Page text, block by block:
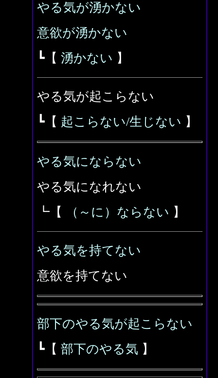
やる気が湧かない
意欲が湧かない
┗【 湧かない 】
やる気が起こらない
┗【 起こらない/生じない 】
やる気にならない
やる気になれない
┗【
（～に）ならない 】
やる気を持てない
意欲を持てない
部下のやる気が起こらない
┗【 部下のやる気 】